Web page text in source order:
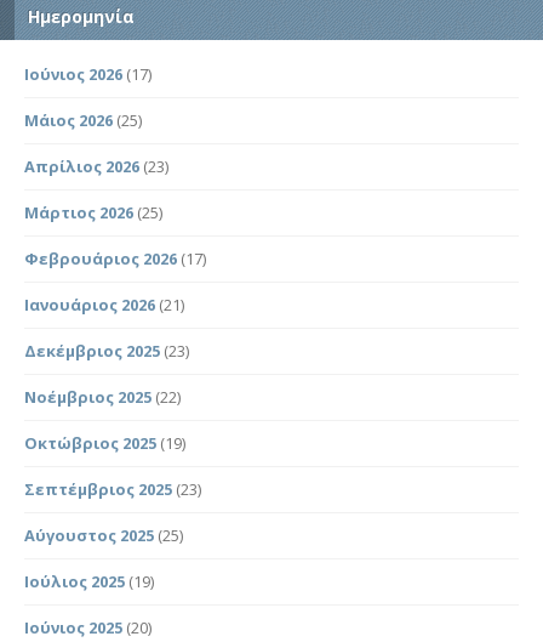
Ημερομηνία
Ιούνιος 2026 (17)
Μάιος 2026 (25)
Απρίλιος 2026 (23)
Μάρτιος 2026 (25)
Φεβρουάριος 2026 (17)
Ιανουάριος 2026 (21)
Δεκέμβριος 2025 (23)
Νοέμβριος 2025 (22)
Οκτώβριος 2025 (19)
Σεπτέμβριος 2025 (23)
Αύγουστος 2025 (25)
Ιούλιος 2025 (19)
Ιούνιος 2025 (20)